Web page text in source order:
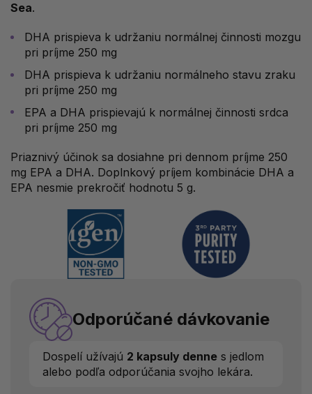
Sea.
DHA prispieva k udržaniu normálnej činnosti mozgu
pri príjme 250 mg
DHA prispieva k udržaniu normálneho stavu zraku
pri príjme 250 mg
EPA a DHA prispievajú k normálnej činnosti srdca
pri príjme 250 mg
Priaznivý účinok sa dosiahne pri dennom príjme 250
mg EPA a DHA. Doplnkový príjem kombinácie DHA a
EPA nesmie prekročiť hodnotu 5 g.
Odporúčané dávkovanie
Dospelí užívajú 2 kapsuly denne s jedlom
alebo podľa odporúčania svojho lekára.